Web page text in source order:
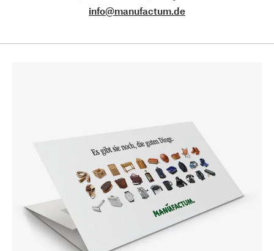
info@manufactum.de